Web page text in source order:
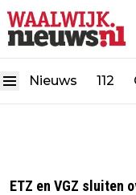
Nieuws 112
ETZ en VGZ sluiten